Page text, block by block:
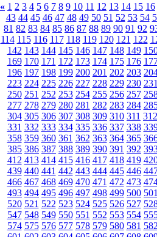
« 1 2 3 4 5 6 7 8 9 10 11 12 13 14 15 16
43 44 45 46 47 48 49 50 51 52 53 54
81 82 83 84 85 86 87 88 89 90 91 92
114 115 116 117 118 119 120 121 122
142 143 144 145 146 147 148 149
169 170 171 172 173 174 175 176
196 197 198 199 200 201 202 203
223 224 225 226 227 228 229 230
250 251 252 253 254 255 256 257
277 278 279 280 281 282 283 284
304 305 306 307 308 309 310 311 312
331 332 333 334 335 336 337 338
358 359 360 361 362 363 364 365
385 386 387 388 389 390 391 392
412 413 414 415 416 417 418 419
439 440 441 442 443 444 445 446
466 467 468 469 470 471 472 473
493 494 495 496 497 498 499 500
520 521 522 523 524 525 526 527
547 548 549 550 551 552 553 554
574 575 576 577 578 579 580 581